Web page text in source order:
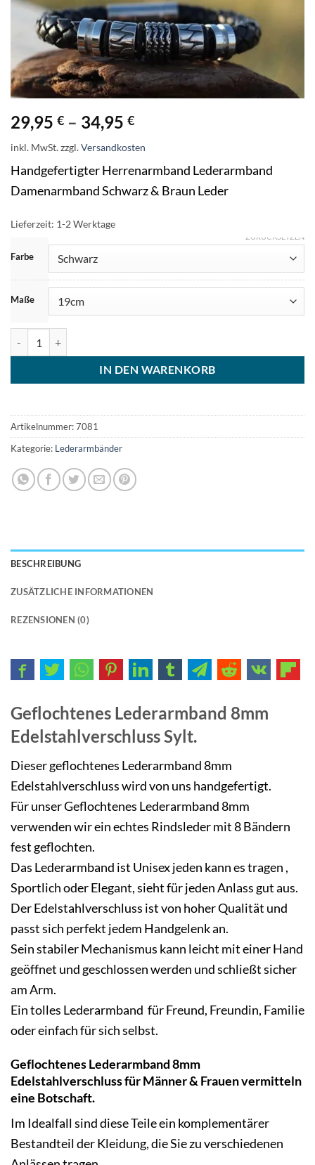
29,95 € – 34,95 €
inkl. MwSt.zzgl.Versandkosten
Handgefertigter Herrenarmband Lederarmband
Damenarmband Schwarz & Braun Leder
Lieferzeit: 1-2 Werktage
Farbe
Maße
ZURÜCKSETZEN
IN DEN WARENKORB
Artikelnummer:7081
Kategorie: Lederarmbänder
BESCHREIBUNG
ZUSÄTZLICHE INFORMATIONEN
REZENSIONEN (0)
Geflochtenes Lederarmband 8mm
Edelstahlverschluss Sylt.
Dieser geflochtenes Lederarmband 8mm
Edelstahlverschluss wird von uns handgefertigt.
Für unser Geflochtenes Lederarmband 8mm
verwenden wir ein echtes Rindsleder mit 8 Bändern
fest geflochten.
Das Lederarmband ist Unisex jeden kann es tragen ,
Sportlich oder Elegant, sieht für jeden Anlass gut aus.
Der Edelstahlverschluss ist von hoher Qualität und
passt sich perfekt jedem Handgelenk an.
Sein stabiler Mechanismus kann leicht mit einer Hand
geöffnet und geschlossen werden und schließt sicher
am Arm.
Ein tolles Lederarmband für Freund, Freundin, Familie
oder einfach für sich selbst.
Geflochtenes Lederarmband 8mm
Edelstahlverschluss für Männer & Frauen vermitteln
eine Botschaft.
Im Idealfall sind diese Teile ein komplementärer
Bestandteil der Kleidung, die Sie zu verschiedenen